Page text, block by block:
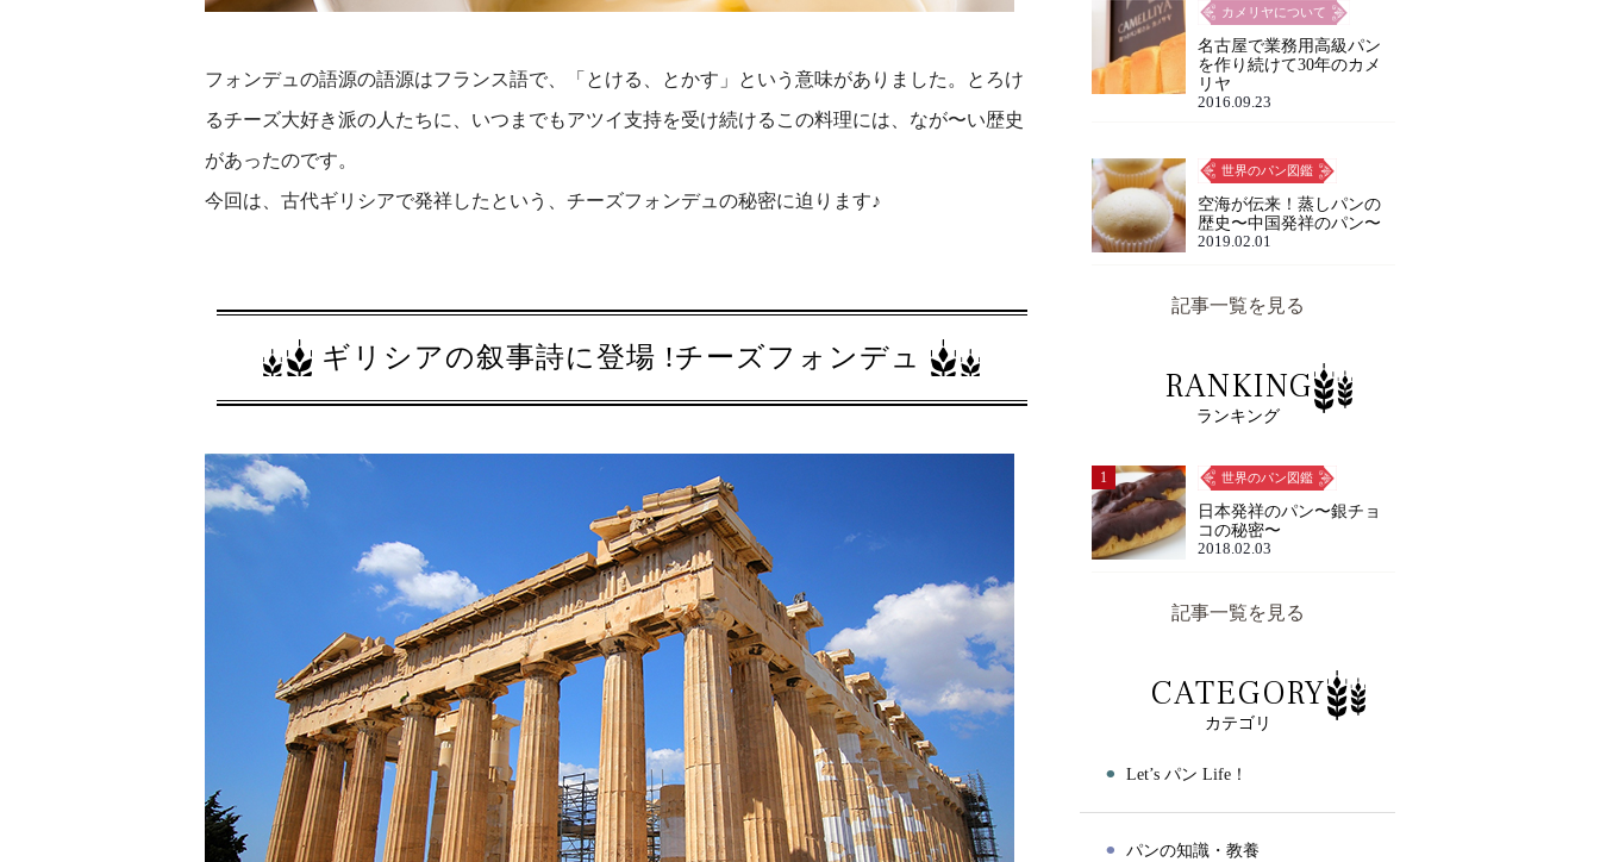
フォンデュの語源の語源はフランス語で、「とける、とかす」という意味がありました。とろけ
るチーズ大好き派の人たちに、いつまでもアツイ支持を受け続けるこの料理には、なが〜い歴史
があったのです。
今回は、古代ギリシアで発祥したという、チーズフォンデュの秘密に迫ります♪
ギリシアの叙事詩に登場 !チーズフォンデュ
カメリヤについて
名古屋で業務用高級パン
を作り続けて30年のカメ
リヤ
2016.09.23
世界のパン図鑑
空海が伝来！蒸しパンの
歴史〜中国発祥のパン〜
2019.02.01
記事一覧を見る
RANKING
ランキング
1 世界のパン図鑑
日本発祥のパン〜銀チョ
コの秘密〜
2018.02.03
記事一覧を見る
CATEGORY
カテゴリ
⚫︎ Let’s パン Life！
⚫︎ パンの知識・教養